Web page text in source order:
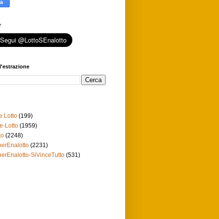
Lotto (199)
Lotto (1959)
(2248)
(2231)
SiVinceTutto (531)